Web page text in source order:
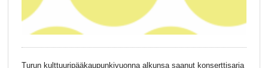
Turun kulttuuripääkaupunkivuonna alkunsa saanut konserttisarja